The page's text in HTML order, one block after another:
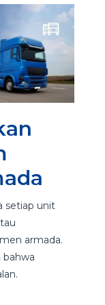
setiap unit
armada.
bahwa